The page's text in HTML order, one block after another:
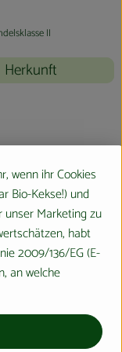
II
Herkunft
wenn ihr Cookies
Bio-Kekse!) und
Marketing zu
habt
2009/136/EG (E-
an welche